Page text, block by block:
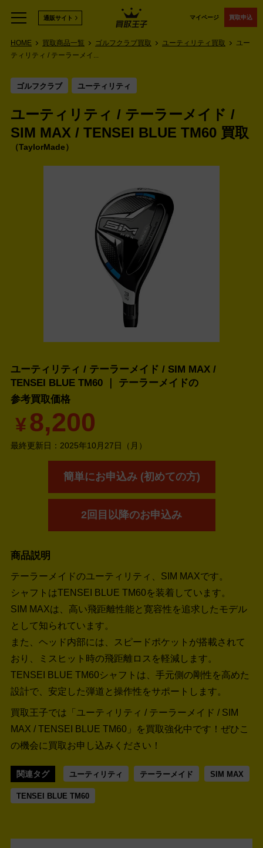
マイページ 買取申込
通販サイト
HOME 買取商品一覧 ゴルフクラブ買取 ユーティリティ買取
ユー
ティリティ / テーラーメイ...
ゴルフクラブ ユーティリティ
ユーティリティ / テーラーメイド /
SIM MAX / TENSEI BLUE TM60 買取
TaylorMade
ユーティリティ / テーラーメイド / SIM MAX /
TENSEI BLUE TM60 ｜ テーラーメイドの
参考買取価格
¥8,200
最終更新日： 2025年10月27日（月）
簡単にお申込み (初めての方)
2回目以降のお申込み
商品説明
テーラーメイドのユーティリティ、SIM MAXです。
シャフトはTENSEI BLUE TM60を装着しています。
SIM MAXは、高い飛距離性能と寛容性を追求したモデル
として知られています。
また、ヘッド内部には、スピードポケットが搭載されて
おり、ミスヒット時の飛距離ロスを軽減します。
TENSEI BLUE TM60シャフトは、手元側の剛性を高めた
設計で、安定した弾道と操作性をサポートします。
買取王子では「ユーティリティ / テーラーメイド / SIM
MAX / TENSEI BLUE TM60」を買取強化中です！ ぜひこ
の機会に買取お申し込みください！
関連タグ ユーティリティ テーラーメイド SIM MAX
TENSEI BLUE TM60